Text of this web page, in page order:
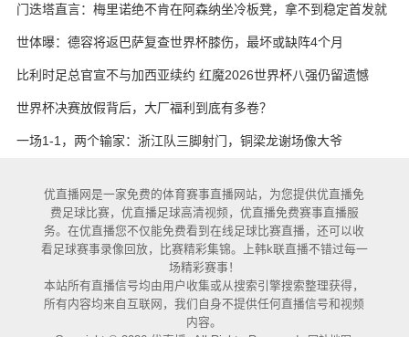
门迭塔直言：梅里诺绝不肯在阿森纳坐冷板凳，拿不到稳定首发就
考虑另寻出路
世体曝：德容将返巴萨复查世界杯膝伤，最坏或缺阵4个月
比利时足总官宣不与加西亚续约 红魔2026世界杯八强仍留遗憾
世界杯决赛放假背后，大厂福利到底有多卷？
一场1-1，两个输家：浙江队三脚射门，铜梁龙谢场像大爷
优直播网是一家免费的体育赛事直播网站，为您提供优直播免
费足球比赛，优直播足球高清视频，优直播免费赛事直播服
务。在优直播您不仅能免费看到在线足球比赛直播，还可以收
看足球赛事录像回放，比赛精彩集锦。上韩k联直播不错过每一
场精彩赛事！
本站所有直播信号均由用户收集或从搜索引擎搜索整理获得，
所有内容均来自互联网，我们自身不提供任何直播信号和视频
内容。